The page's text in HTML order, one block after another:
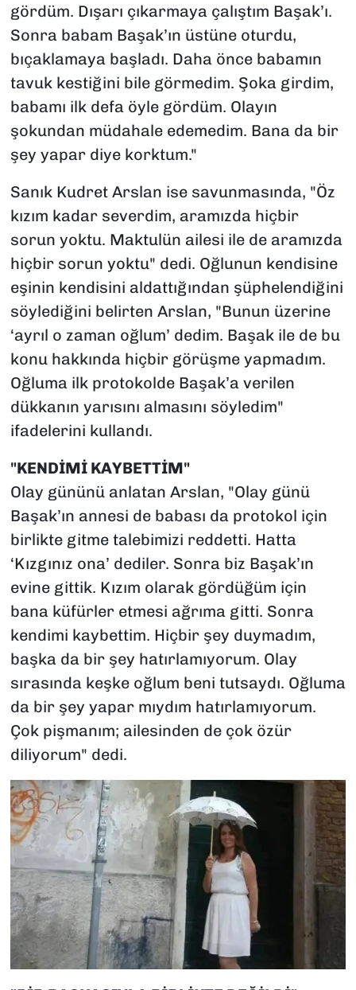
gördüm. Dışarı çıkarmaya çalıştım Başak’ı.
Sonra babam Başak’ın üstüne oturdu,
bıçaklamaya başladı. Daha önce babamın
tavuk kestiğini bile görmedim. Şoka girdim,
babamı ilk defa öyle gördüm. Olayın
şokundan müdahale edemedim. Bana da bir
şey yapar diye korktum."
Sanık Kudret Arslan ise savunmasında, "Öz
kızım kadar severdim, aramızda hiçbir
sorun yoktu. Maktulün ailesi ile de aramızda
hiçbir sorun yoktu" dedi. Oğlunun kendisine
eşinin kendisini aldattığından şüphelendiğini
söylediğini belirten Arslan, "Bunun üzerine
‘ayrıl o zaman oğlum’ dedim. Başak ile de bu
konu hakkında hiçbir görüşme yapmadım.
Oğluma ilk protokolde Başak’a verilen
dükkanın yarısını almasını söyledim"
ifadelerini kullandı.
"KENDİMİ KAYBETTİM"
Olay gününü anlatan Arslan, "Olay günü
Başak’ın annesi de babası da protokol için
birlikte gitme talebimizi reddetti. Hatta
‘Kızgınız ona’ dediler. Sonra biz Başak’ın
evine gittik. Kızım olarak gördüğüm için
bana küfürler etmesi ağrıma gitti. Sonra
kendimi kaybettim. Hiçbir şey duymadım,
başka da bir şey hatırlamıyorum. Olay
sırasında keşke oğlum beni tutsaydı. Oğluma
da bir şey yapar mıydım hatırlamıyorum.
Çok pişmanım; ailesinden de çok özür
diliyorum" dedi.